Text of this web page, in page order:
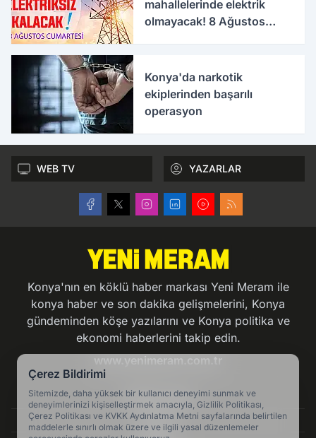
mahallelerinde elektrik
olmayacak! 8 Ağustos
Konya'da narkotik
ekiplerinden başarılı
operasyon
WEB TV YAZARLAR
Konya'nın en köklü haber markası Yeni Meram ile
konya haber ve son dakika gelişmelerini, Konya
gündeminden köşe yazılarını ve Konya politika ve
ekonomi haberlerini takip edin.
www.yenimeram.com.tr
Hakkımızda
Künye
Çerez Bildirimi
Sitemizde, daha yüksek bir kullanıcı deneyimi sunmak ve
deneyimlerinizi kişiselleştirmek amacıyla, Gizlilik Politikası,
Çerez Politikası ve KVKK Aydınlatma Metni sayfalarında belirtilen
maddelerle sınırlı olmak üzere ve ilgili yasal düzenlemeler